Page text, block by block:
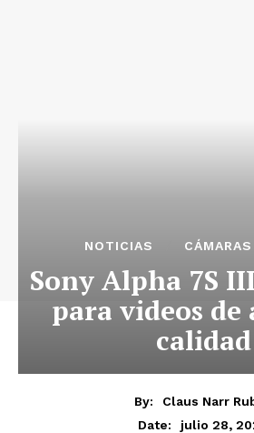
NOTICIAS CÁMARAS
Sony Alpha 7S
para videos
calidad
By:
Claus Narr
Date:
julio 28,